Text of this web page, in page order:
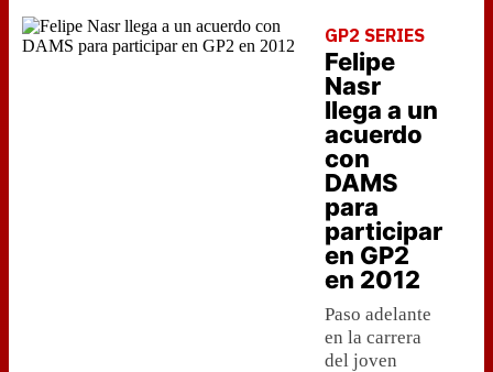
GP2 SERIES
Felipe
Nasr
llega a un
acuerdo
con
DAMS
para
participar
en GP2
en 2012
Paso adelante
en la carrera
del joven